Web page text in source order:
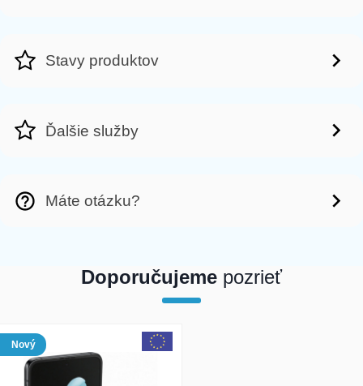
Stavy produktov
Ďalšie služby
Máte otázku?
Doporučujeme pozrieť
array(1) { [0]=> int(166725) }
Nový